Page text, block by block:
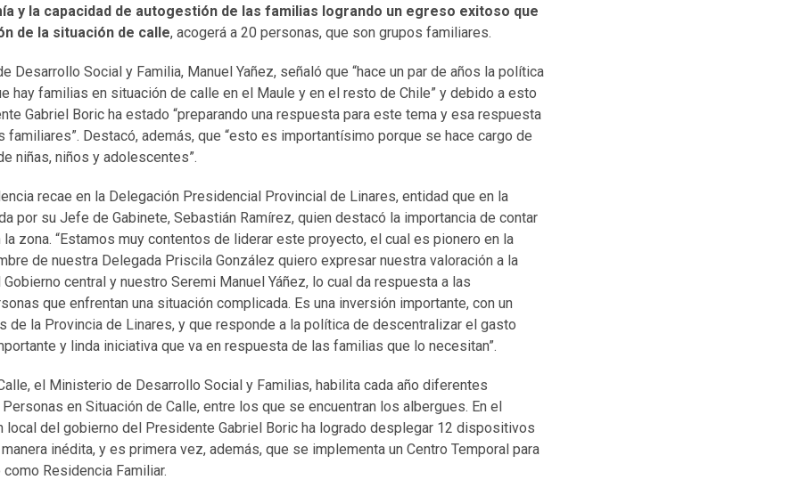
y la capacidad de autogestión de las familias logrando un egreso exitoso que
de la situación de calle, acogerá a 20 personas, que son grupos familiares.
Desarrollo Social y Familia, Manuel Yañez, señaló que “hace un par de años la política
hay familias en situación de calle en el Maule y en el resto de Chile” y debido a esto
Gabriel Boric ha estado “preparando una respuesta para este tema y esa respuesta
familiares”. Destacó, además, que “esto es importantísimo porque se hace cargo de
niñas, niños y adolescentes”.
recae en la Delegación Presidencial Provincial de Linares, entidad que en la
por su Jefe de Gabinete, Sebastián Ramírez, quien destacó la importancia de contar
zona. “Estamos muy contentos de liderar este proyecto, el cual es pionero en la
de nuestra Delegada Priscila González quiero expresar nuestra valoración a la
central y nuestro Seremi Manuel Yáñez, lo cual da respuesta a las
que enfrentan una situación complicada. Es una inversión importante, con un
de la Provincia de Linares, y que responde a la política de descentralizar el gasto
y linda iniciativa que va en respuesta de las familias que lo necesitan”.
el Ministerio de Desarrollo Social y Familias, habilita cada año diferentes
en Situación de Calle, entre los que se encuentran los albergues. En el
local del gobierno del Presidente Gabriel Boric ha logrado desplegar 12 dispositivos
inédita, y es primera vez, además, que se implementa un Centro Temporal para
Residencia Familiar.